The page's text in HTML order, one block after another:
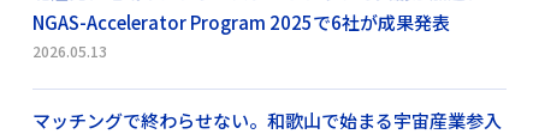
NGAS-Accelerator Program 2025で6社が成果発表
2026.05.13
マッチングで終わらせない。和歌山で始まる宇宙産業参入